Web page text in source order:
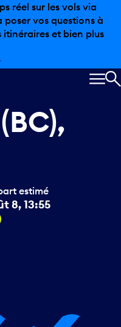
chez Pearson.
et bien
8, 13:55